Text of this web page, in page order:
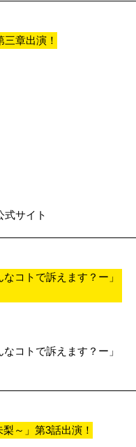
章出演！
式サイト
コトで訴えます？ー」
コトで訴えます？ー」
～」第3話出演！